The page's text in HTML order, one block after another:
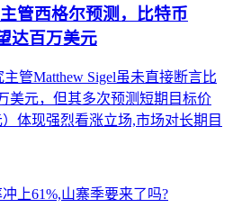
管西格尔预测，比特币
达百万美元
管Matthew Sigel虽未直接断言比
美元，但其多次预测短期目标价
）体现强烈看涨立场,市场对长期目